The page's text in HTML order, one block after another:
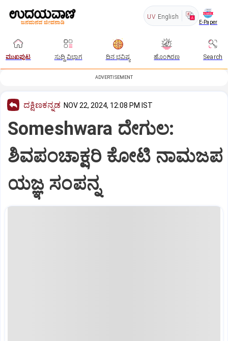
UV English
E-Paper
ಮುಖಪುಟ ಸುದ್ದಿ ವಿಭಾಗ ದಿನ ಭವಿಷ್ಯ ಹೊಂಗಿರಣ Search
ADVERTISEMENT
ದಕ್ಷಿಣಕನ್ನಡ NOV 22, 2024, 12:08 PM IST
Someshwara ದೇಗುಲ:
ಶಿವಪಂಚಾಕ್ಷರಿ ಕೋಟಿ ನಾಮಜಪ
ಯಜ್ಞ ಸಂಪನ್ನ